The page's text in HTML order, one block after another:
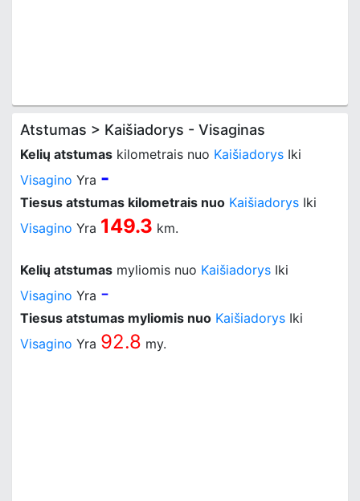
Atstumas > Kaišiadorys - Visaginas
Kelių atstumas kilometrais nuo Kaišiadorys Iki
Visagino Yra -
Tiesus atstumas kilometrais nuo Kaišiadorys Iki
Visagino Yra 149.3 km.
Kelių atstumas myliomis nuo Kaišiadorys Iki
Visagino Yra -
Tiesus atstumas myliomis nuo Kaišiadorys Iki
Visagino Yra 92.8 my.